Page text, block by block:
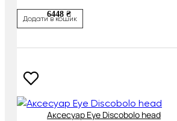
6448 ₴
Додати в кошик
Аксесуар Eye Discobolo head